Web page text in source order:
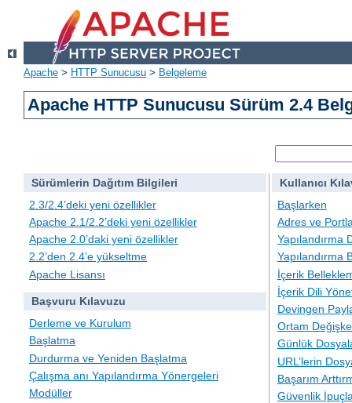
Apache > HTTP Sunucusu > Belgeleme
Apache HTTP Sunucusu Sürüm 2.4
Sürümlerin Dağıtım Bilgileri
2.3/2.4’deki yeni özellikler
Apache 2.1/2.2’deki yeni özellikler
Apache 2.0’daki yeni özellikler
2.2’den 2.4’e yükseltme
Apache Lisansı
Başvuru Kılavuzu
Derleme ve Kurulum
Başlatma
Durdurma ve Yeniden Başlatma
Çalışma anı Yapılandırma Yönergeleri
Modüller
Kullanıcı
Başlarken
Adres ve
Yapılandırma
Yapılandırma
İçerik
İçerik Dili
Devingen
Ortam
Günlük
URL’lerin
Başarım
Güvenlik